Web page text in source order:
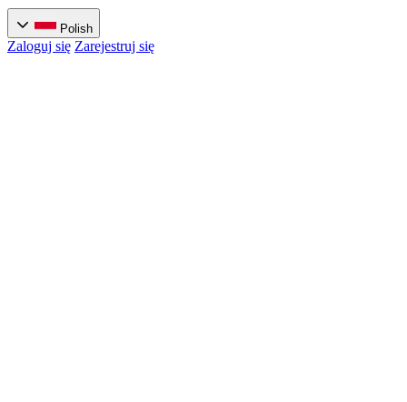
Polish
Zaloguj się Zarejestruj się